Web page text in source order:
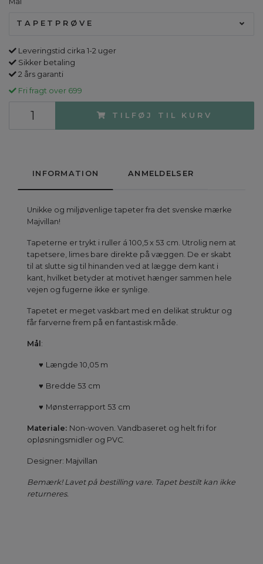
TAPETPRØVE
Leveringstid cirka 1-2 uger
Sikker betaling
2 års garanti
Fri fragt over 699
TILFØJ TIL KURV
INFORMATION ANMELDELSER
Unikke og miljøvenlige tapeter fra det svenske mærke
Majvillan!
Tapeterne er trykt i ruller á 100,5 x 53 cm. Utrolig nem at
tapetsere, limes bare direkte på væggen. De er skabt
til at slutte sig til hinanden ved at lægge dem kant i
kant, hvilket betyder at motivet hænger sammen hele
vejen og fugerne ikke er synlige.
Tapetet er meget vaskbart med en delikat struktur og
får farverne frem på en fantastisk måde.
Mål:
♥ Længde 10,05 m
♥ Bredde 53 cm
♥ Mønsterrapport 53 cm
Materiale: Non-woven. Vandbaseret og helt fri for
opløsningsmidler og PVC.
Designer: Majvillan
Bemærk! Lavet på bestilling vare. Tapet bestilt kan ikke
returneres.